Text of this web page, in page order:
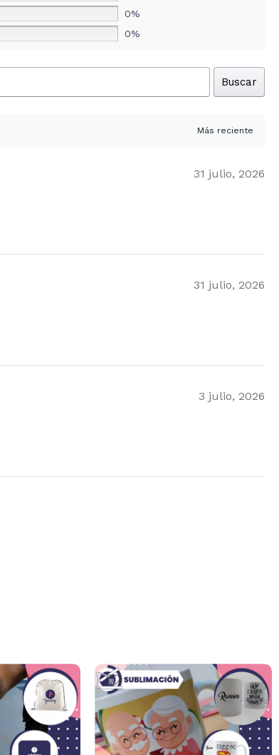
0%
0%
Buscar
31 julio, 2026
31 julio, 2026
3 julio, 2026